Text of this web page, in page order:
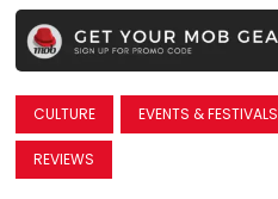
CULTURE EVENTS & FESTIVALS
REVIEWS